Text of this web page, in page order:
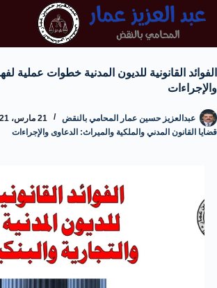
الفوائد القانونية للديون المدنية خطوات عملية
والإجراءات
عبدالعزيز حسين عمار المحامي بالنقض
21 مارس، 2021
قضايا القانون المدني والملكية والميراث: الدعاوى والإجراءات